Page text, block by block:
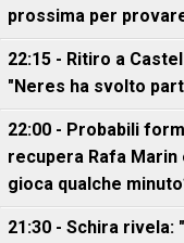
prossima per
22:15 - Ritiro a
"Neres ha svolto
22:00 - Probabili
recupera Rafa
gioca qualche
21:30 - Schira rivela: